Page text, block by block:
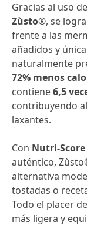
Gracias al uso
Zùsto®, se
frente a las
añadidos y
naturalmente
72% menos
contiene6,5
contribuyendo
laxantes.
Con Nutri-Score
auténtico,
alternativa
tostadas o
Todo el placer
más ligera y